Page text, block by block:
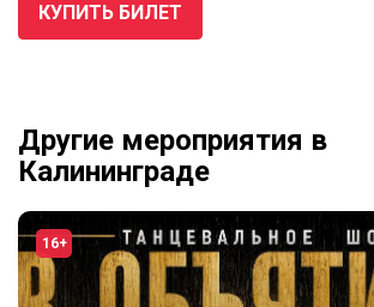
КУПИТЬ БИЛЕТ
Другие мероприятия в
Калининграде
16+